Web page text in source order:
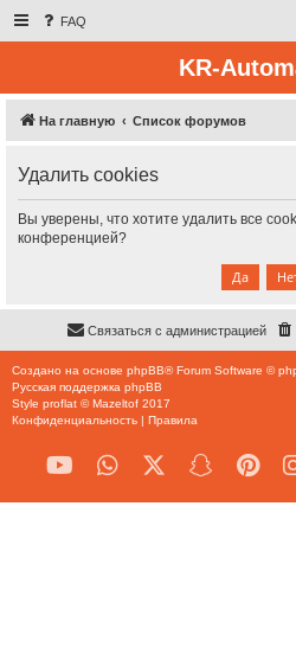
FAQ
KR-
На главную Список форумов
Удалить cookies
Вы уверены, что хотите удалить все
конференцией?
Связаться с администрацией
Создано на основе phpBB® Forum Software ©
Русская поддержка phpBB
Style proflat ©Mazeltof 2017
Конфиденциальность | Правила